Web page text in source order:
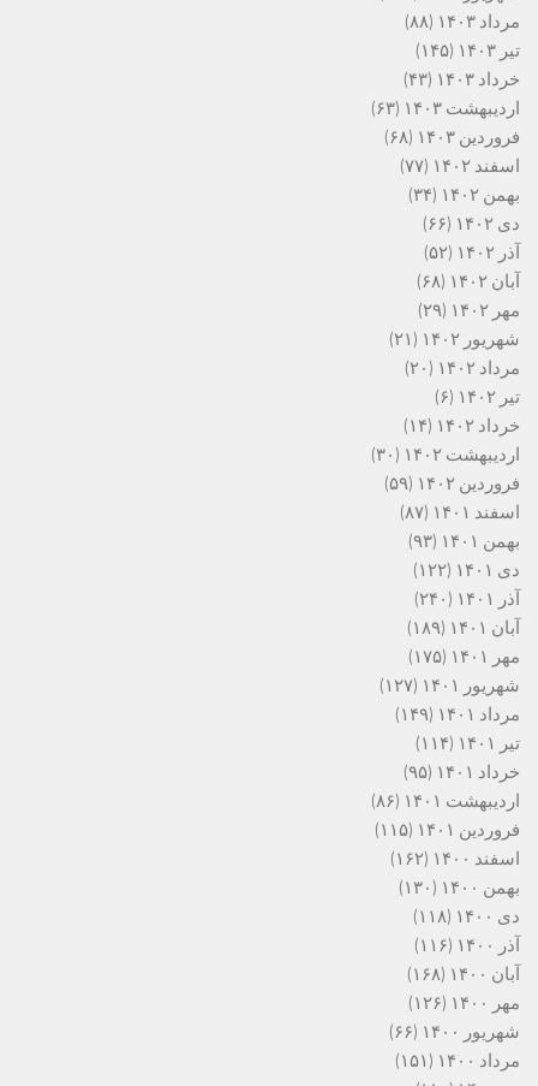
مرداد ۱۴۰۳
(۸۸)
تیر ۱۴۰۳
(۱۴۵)
خرداد ۱۴۰۳
(۴۳)
اردیبهشت ۱۴۰۳
(۶۳)
فروردین ۱۴۰۳
(۶۸)
اسفند ۱۴۰۲
(۷۷)
بهمن ۱۴۰۲
(۳۴)
دی ۱۴۰۲
(۶۶)
آذر ۱۴۰۲
(۵۲)
آبان ۱۴۰۲
(۶۸)
مهر ۱۴۰۲
(۲۹)
شهریور ۱۴۰۲
(۲۱)
مرداد ۱۴۰۲
(۲۰)
تیر ۱۴۰۲
(۶)
خرداد ۱۴۰۲
(۱۴)
اردیبهشت ۱۴۰۲
(۳۰)
فروردین ۱۴۰۲
(۵۹)
اسفند ۱۴۰۱
(۸۷)
بهمن ۱۴۰۱
(۹۳)
دی ۱۴۰۱
(۱۲۲)
آذر ۱۴۰۱
(۲۴۰)
آبان ۱۴۰۱
(۱۸۹)
مهر ۱۴۰۱
(۱۷۵)
شهریور ۱۴۰۱
(۱۲۷)
مرداد ۱۴۰۱
(۱۴۹)
تیر ۱۴۰۱
(۱۱۴)
خرداد ۱۴۰۱
(۹۵)
اردیبهشت ۱۴۰۱
(۸۶)
فروردین ۱۴۰۱
(۱۱۵)
اسفند ۱۴۰۰
(۱۶۲)
بهمن ۱۴۰۰
(۱۳۰)
دی ۱۴۰۰
(۱۱۸)
آذر ۱۴۰۰
(۱۱۶)
آبان ۱۴۰۰
(۱۶۸)
مهر ۱۴۰۰
(۱۲۶)
شهریور ۱۴۰۰
(۶۶)
مرداد ۱۴۰۰
(۱۵۱)